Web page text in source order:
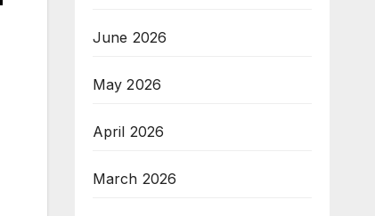
June 2026
May 2026
April 2026
March 2026